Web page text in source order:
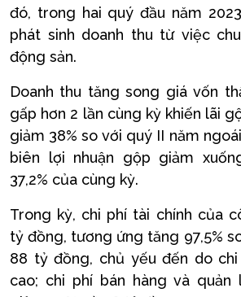
đó, trong hai quý đầu năm
phát sinh doanh thu từ việc
động sản.
Doanh thu tăng song giá vốn
gấp hơn 2 lần cùng kỳ khiến lãi
giảm 38% so với quý II năm
biên lợi nhuận gộp giảm
37,2% của cùng kỳ.
Trong kỳ, chi phí tài chính của
tỷ đồng, tương ứng tăng 97,5%
88 tỷ đồng, chủ yếu đến do
cao; chi phí bán hàng và quản